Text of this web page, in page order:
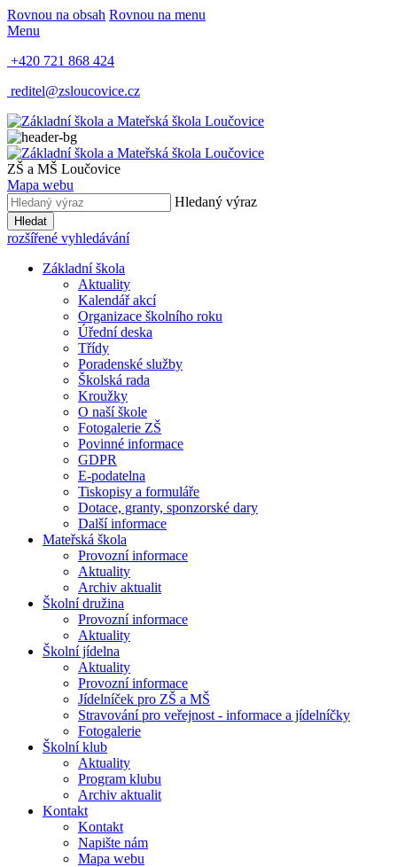
Rovnou na obsah Rovnou na menu
Menu
+420 721 868 424
reditel@zsloucovice.cz
ZŠ a MŠ Loučovice
Mapa webu
Hledaný výraz
Hledat
rozšířené vyhledávání
Základní škola
Aktuality
Kalendář akcí
Organizace školního roku
Úřední deska
Třídy
Poradenské služby
Školská rada
Kroužky
O naší škole
Fotogalerie ZŠ
Povinné informace
GDPR
E-podatelna
Tiskopisy a formuláře
Dotace, granty, sponzorské dary
Další informace
Mateřská škola
Provozní informace
Aktuality
Archiv aktualit
Školní družina
Provozní informace
Aktuality
Školní jídelna
Aktuality
Provozní informace
Jídelníček pro ZŠ a MŠ
Stravování pro veřejnost - informace a jídelníčky
Fotogalerie
Školní klub
Aktuality
Program klubu
Archiv aktualit
Kontakt
Kontakt
Napište nám
Mapa webu